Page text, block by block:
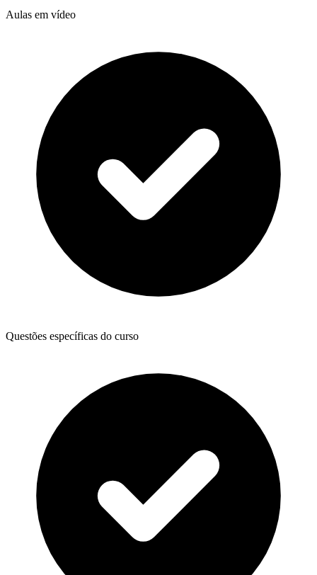
Aulas em vídeo
Questões específicas do curso